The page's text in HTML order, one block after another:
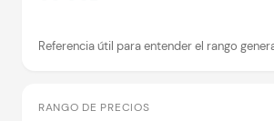
Referencia útil para entender el rango
RANGO DE PRECIOS